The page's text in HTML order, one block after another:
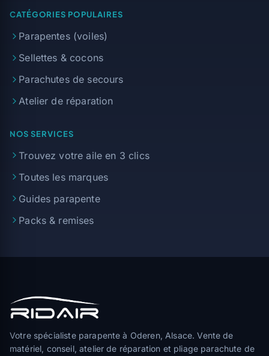
CATÉGORIES POPULAIRES
Parapentes (voiles)
Sellettes & cocons
Parachutes de secours
Atelier de réparation
NOS SERVICES
Trouvez votre aile en 3 clics
Toutes les marques
Guides parapente
Packs & remises
Votre spécialiste parapente à Oderen, Alsace. Vente de
matériel, conseil, atelier de réparation et pliage parachute de